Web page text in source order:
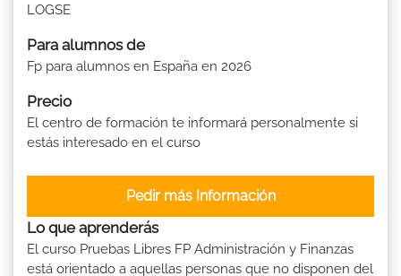
LOGSE
Para alumnos de
Fp para alumnos en España en 2026
Precio
El centro de formación te informará personalmente si
estás interesado en el curso
Pedir más Información
Lo que aprenderás
El curso Pruebas Libres FP Administración y Finanzas
está orientado a aquellas personas que no disponen del